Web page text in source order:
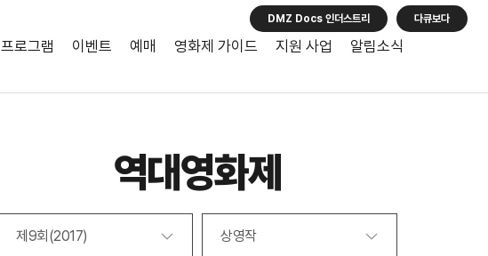
프로그램 이벤트 예매 영화제 가이드 지원 사업 알림소식
DMZ Docs 인더스트리 다큐보다
역대영화제
제9회(2017) 상영작